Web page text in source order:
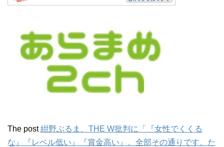
The post紺野ぶるま、THE W批判に「『女性でくくる
な』『レベル低い』『賞金高い』。全部その通りです。た